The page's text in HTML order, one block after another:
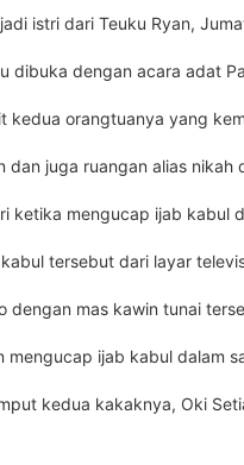
istri dari Teuku Ryan,
dibuka dengan acara adat
orangtuanya yang
dan juga ruangan alias
ketika mengucap ijab kabul
tersebut dari layar
dengan mas kawin tunai
ijab kabul dalam
kedua kakaknya, Oki